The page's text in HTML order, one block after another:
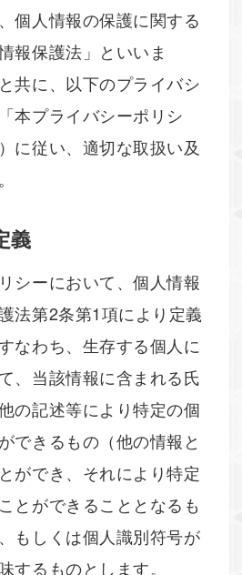
個人情報の保護に関する
報保護法」といいま
共に、以下のプライバシ
本プライバシーポリシ
に従い、適切な取扱い及
義
シーにおいて、個人情報
法第2条第1項により定義
なわち、生存する個人に
、当該情報に含まれる氏
の記述等により特定の個
できるもの（他の情報と
ができ、それにより特定
とができることとなるも
もしくは個人識別符号が
するものとします。